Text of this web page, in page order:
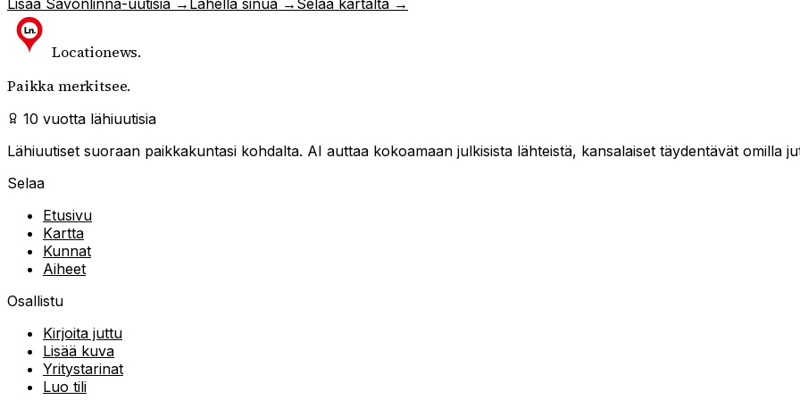
Lisää Savonlinna-uutisia → Lähellä sinua → Selaa kartalta →
Locationews.
Paikka merkitsee.
10 vuotta lähiuutisia
Lähiuutiset suoraan paikkakuntasi kohdalta. AI auttaa kokoamaan julkisista lähteistä, kansalaiset täydentävät omilla
Selaa
Etusivu
Kartta
Kunnat
Aiheet
Osallistu
Kirjoita juttu
Lisää kuva
Yritystarinat
Luo tili